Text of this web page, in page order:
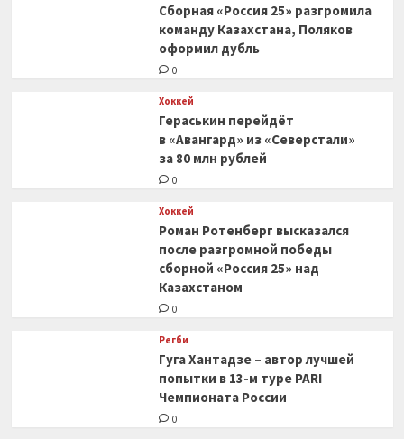
Сборная «Россия 25» разгромила
команду Казахстана, Поляков
оформил дубль
0
Хоккей
Гераськин перейдёт
в «Авангард» из «Северстали»
за 80 млн рублей
0
Хоккей
Роман Ротенберг высказался
после разгромной победы
сборной «Россия 25» над
Казахстаном
0
Регби
Гуга Хантадзе – автор лучшей
попытки в 13-м туре PARI
Чемпионата России
0